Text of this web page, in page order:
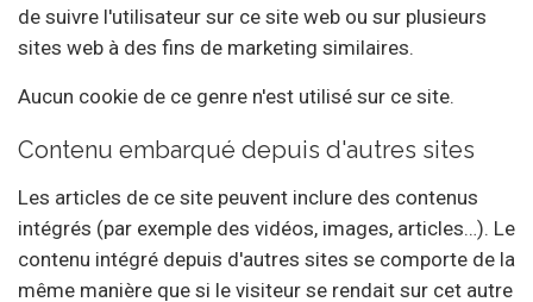
de suivre l'utilisateur sur ce site web ou sur plusieurs
sites web à des fins de marketing similaires.
Aucun cookie de ce genre n'est utilisé sur ce site.
Contenu embarqué depuis d'autres sites
Les articles de ce site peuvent inclure des contenus
intégrés (par exemple des vidéos, images, articles…). Le
contenu intégré depuis d'autres sites se comporte de la
même manière que si le visiteur se rendait sur cet autre